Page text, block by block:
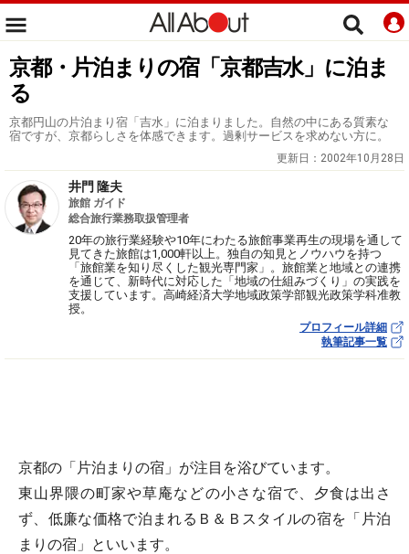
京都・片泊まりの宿「京都吉水」に泊ま
る
京都円山の片泊まり宿「吉水」に泊まりました。自然の中にある質素な
宿ですが、京都らしさを体感できます。過剰サービスを求めない方に。
更新日： 2002年10月28日
井門 隆夫
旅館 ガイド
総合旅行業務取扱管理者
20年の旅行業経験や10年にわたる旅館事業再生の現場を通して
見てきた旅館は1,000軒以上。独自の知見とノウハウを持つ
「旅館業を知り尽くした観光専門家」。旅館業と地域との連携
を通じて、新時代に対応した「地域の仕組みづくり」の実践を
支援しています。高崎経済大学地域政策学部観光政策学科准教
授。
プロフィール詳細
執筆記事一覧
京都の「片泊まりの宿」が注目を浴びています。
東山界隈の町家や草庵などの小さな宿で、夕食は出さ
ず、低廉な価格で泊まれるＢ＆Ｂスタイルの宿を「片泊
まりの宿」といいます。